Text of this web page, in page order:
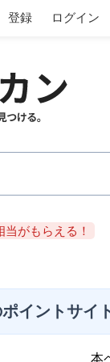
登録 ログイン
当がもらえる！
イントサイ
本